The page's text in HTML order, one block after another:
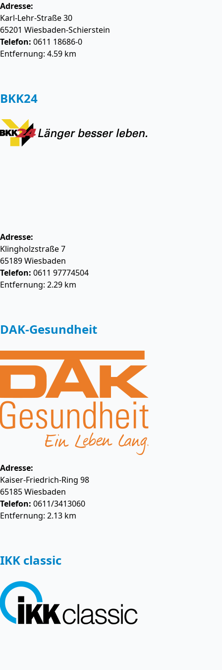
Adresse:
Karl-Lehr-Straße 30
65201 Wiesbaden-Schierstein
Telefon: 0611 18686-0
Entfernung: 4.59 km
BKK24
Adresse:
Klingholzstraße 7
65189Wiesbaden
Telefon: 0611 97774504
Entfernung: 2.29 km
DAK-Gesundheit
Adresse:
Kaiser-Friedrich-Ring 98
65185Wiesbaden
Telefon: 0611/3413060
Entfernung: 2.13 km
IKK classic